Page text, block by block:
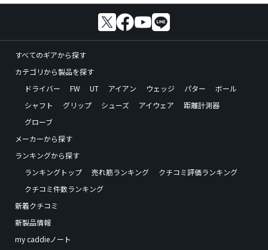
すべてのギアから探す
カテゴリから製品を探す
ドライバー
FW UT アイアン ウェッジ パター
ボール
シャフト
グリップ シューズ アイウェア
距離計測器
グローブ
メーカーから探す
ランキングから探す
ランキングトップ
売れ筋ランキング
クチコミ評価ランキング
クチコミ件数ランキング
新着クチコミ
新製品情報
my caddieノート